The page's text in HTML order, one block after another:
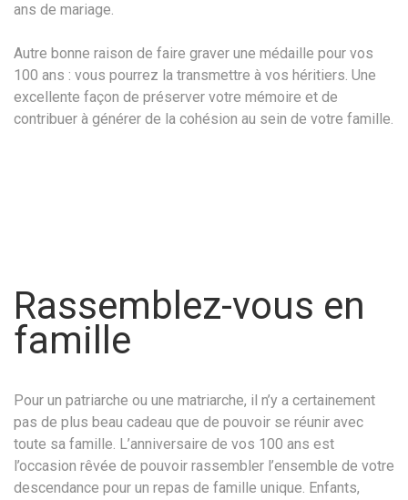
ans de mariage.
Autre bonne raison de faire graver une médaille pour vos
100 ans : vous pourrez la transmettre à vos héritiers. Une
excellente façon de préserver votre mémoire et de
contribuer à générer de la cohésion au sein de votre famille.
Rassemblez-vous en
famille
Pour un patriarche ou une matriarche, il n’y a certainement
pas de plus beau cadeau que de pouvoir se réunir avec
toute sa famille. L’anniversaire de vos 100 ans est
l’occasion rêvée de pouvoir rassembler l’ensemble de votre
descendance pour un repas de famille unique. Enfants,